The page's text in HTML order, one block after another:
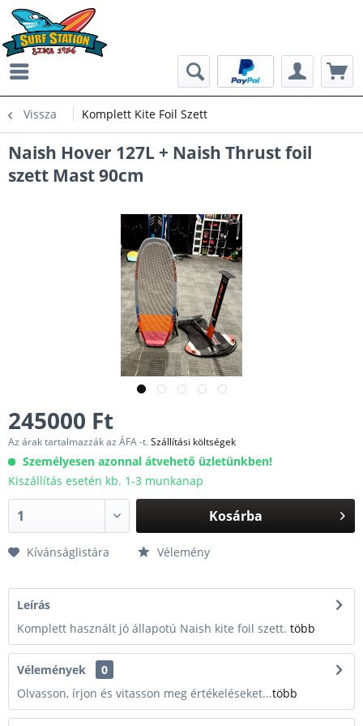
Vissza Komplett Kite Foil Szett
Naish Hover 127L + Naish Thrust foil
szett Mast 90cm
245000 Ft
Az árak tartalmazzák az ÁFA -t.Szállítási költségek
Személyesen azonnal átvehető üzletünkben!
Kiszállítás esetén kb. 1-3 munkanap
Kosárba
Kívánságlistára Vélemény
Leírás
Komplett használt jó állapotú Naish kite foil szett. több
Vélemények
0
Olvasson, írjon és vitasson meg értékeléseket...több